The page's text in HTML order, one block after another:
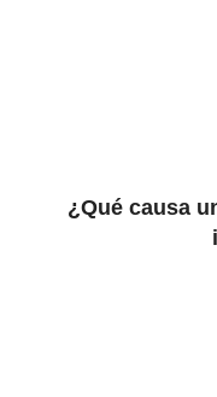
¿Qué causa